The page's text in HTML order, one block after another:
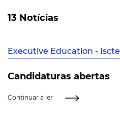
13 Notícias
Executive Education - Iscte
Candidaturas abertas
Continuar a ler